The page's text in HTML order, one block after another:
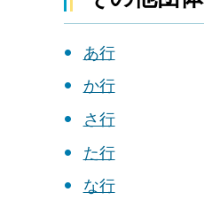
あ行
か行
さ行
た行
な行